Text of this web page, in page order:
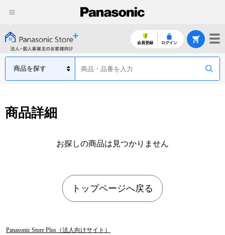
会員登録 ログイン
商品詳細
お探しの商品は見つかりません
トップページへ戻る
Panasonic Store Plus（法人向けサイト）